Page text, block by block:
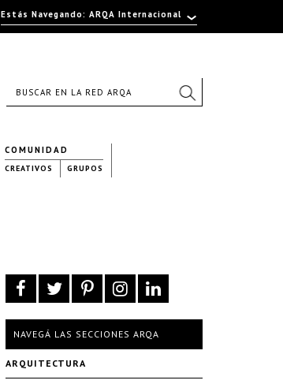
COMUNIDAD
CREATIVOS GRUPOS
NAVEGÁ LAS SECCIONES ARQA
ARQUITECTURA
Estás Navegando: ARQA Internacional